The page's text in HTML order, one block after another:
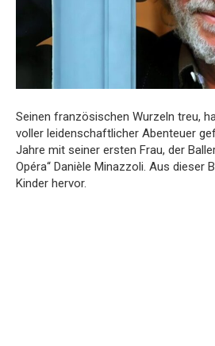
Seinen französischen Wurzeln treu,
voller leidenschaftlicher Abenteuer
Jahre mit seiner ersten Frau, der
Opéra“ Danièle Minazzoli. Aus dieser
Kinder hervor.